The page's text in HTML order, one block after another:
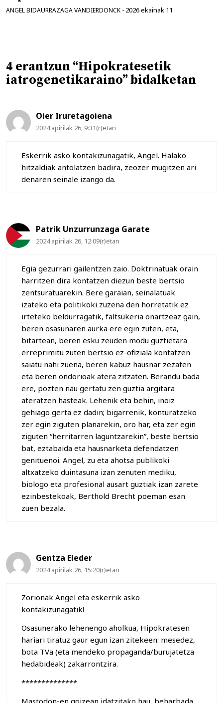
ANGEL BIDAURRAZAGA VANDIERDONCK - 2026 ekainak 11
4 erantzun “Hipokratesetik
iatrogenetikaraino” bidalketan
Oier Iruretagoiena
2024 apirilak 26, 9:31(r)etan
Eskerrik asko kontakizunagatik, Angel. Halako
hitzaldiak antolatzen badira, zeozer mugitzen ari
denaren seinale izango da.
Patrik Unzurrunzaga Garate
2024 apirilak 26, 12:09(r)etan
Egia gezurrari gailentzen zaio. Doktrinatuak orain
harritzen dira kontatzen diezun beste bertsio
zentsuratuarekin. Bere garaian, seinalatuak
izateko eta politikoki zuzena den horretatik ez
irteteko beldurragatik, faltsukeria onartzeaz gain,
beren osasunaren aurka ere egin zuten, eta,
bitartean, beren esku zeuden modu guztietara
erreprimitu zuten bertsio ez-ofiziala kontatzen
saiatu nahi zuena, beren kabuz hausnar zezaten
eta beren ondorioak atera zitzaten. Berandu bada
ere, pozten nau gertatu zen guztia argitara
ateratzen hasteak. Lehenik eta behin, inoiz
gehiago gerta ez dadin; bigarrenik, konturatzeko
zer egin ziguten planarekin, oro har, eta zer egin
ziguten “herritarren laguntzarekin”, beste bertsio
bat, eztabaida eta hausnarketa defendatzen
genituenoi. Angel, zu eta ahotsa publikoki
altxatzeko duintasuna izan zenuten mediku,
biologo eta profesional ausart guztiak izan zarete
ezinbestekoak, Berthold Brecht poeman esan
zuen bezala.
Gentza Eleder
2024 apirilak 26, 15:20(r)etan
Zorionak Angel eta eskerrik asko
kontakizunagatik!
Osasunerako lehenengo aholkua, Hipokratesen
hariari tiratuz gaur egun izan zitekeen: mesedez,
bota TVa (eta mendeko propaganda/burujatetza
hedabideak) zakarrontzira.
**************